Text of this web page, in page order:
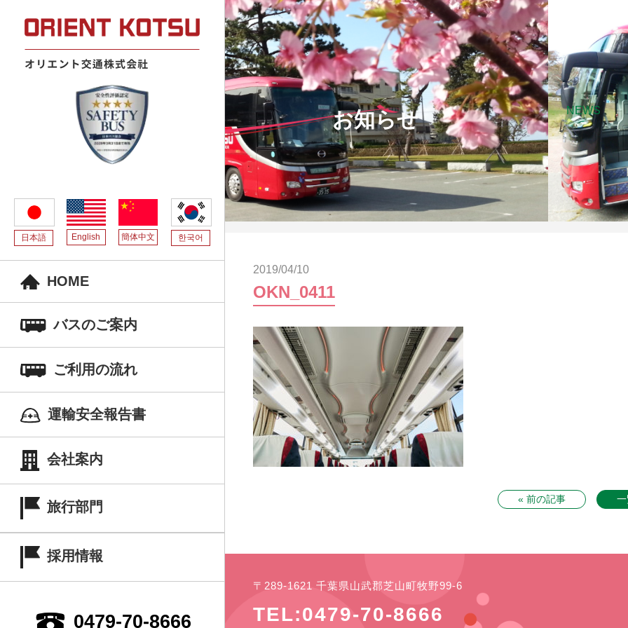
日本語 English 簡体中文 한국어
HOME
バスのご案内
ご利用の流れ
運輸安全報告書
会社案内
旅行部門
採用情報
0479-70-8666
お知らせ NEWS
2019/04/10
OKN_0411
« 前の記事
〒289-1621 千葉県山武郡芝山町牧野99-6
TEL:0479-70-8666